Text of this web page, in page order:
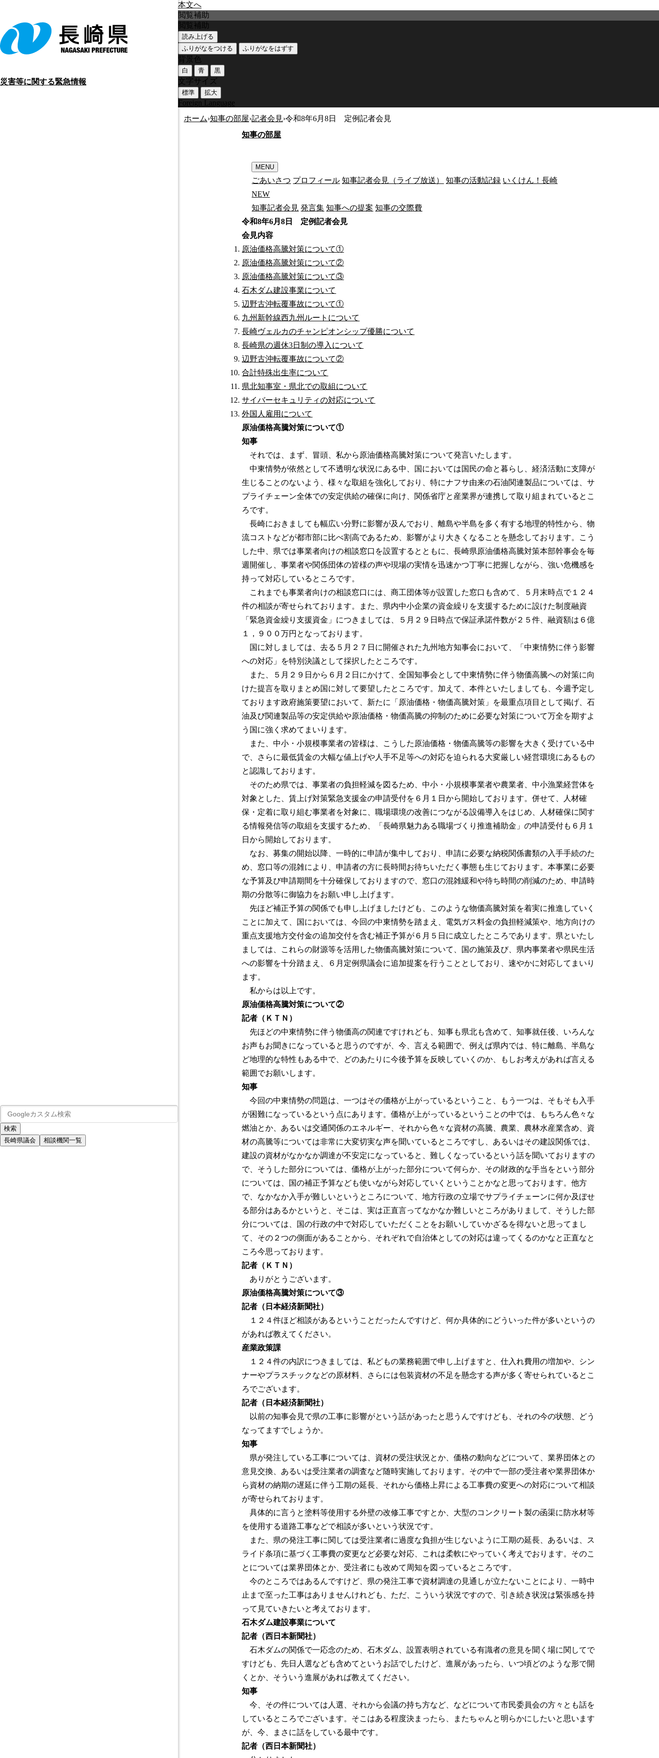
本文へ
災害等に関する緊急情報
長崎県議会 相談機関一覧
閲覧補助
閲覧補助
読み上げる
ふりがなをつける
ふりがなをはずす
背景色
白 青 黒
文字サイズ
標準 拡大
Foreign Language
ホーム›知事の部屋›記者会見›令和8年6月8日 定例記者会見
知事の部屋
MENU
ごあいさつ プロフィール 知事記者会見（ライブ放送） 知事の活動記録 いくけん！長崎
NEW
知事記者会見 発言集 知事への提案 知事の交際費
令和8年6月8日 定例記者会見
会見内容
原油価格高騰対策について①
原油価格高騰対策について②
原油価格高騰対策について③
石木ダム建設事業について
辺野古沖転覆事故について①
九州新幹線西九州ルートについて
長崎ヴェルカのチャンピオンシップ優勝について
長崎県の週休3日制の導入について
辺野古沖転覆事故について②
合計特殊出生率について
県北知事室・県北での取組について
サイバーセキュリティの対応について
外国人雇用について
原油価格高騰対策について①
知事
それでは、まず、冒頭、私から原油価格高騰対策について発言いたします。
中東情勢が依然として不透明な状況にある中、国においては国民の命と暮らし、経済活動に支障が
生じることのないよう、様々な取組を強化しており、特にナフサ由来の石油関連製品については、サ
プライチェーン全体での安定供給の確保に向け、関係省庁と産業界が連携して取り組まれているとこ
ろです。
長崎におきましても幅広い分野に影響が及んでおり、離島や半島を多く有する地理的特性から、物
流コストなどが都市部に比べ割高であるため、影響がより大きくなることを懸念しております。こう
した中、県では事業者向けの相談窓口を設置するとともに、長崎県原油価格高騰対策本部幹事会を毎
週開催し、事業者や関係団体の皆様の声や現場の実情を迅速かつ丁寧に把握しながら、強い危機感を
持って対応しているところです。
これまでも事業者向けの相談窓口には、商工団体等が設置した窓口も含めて、５月末時点で１２４
件の相談が寄せられております。また、県内中小企業の資金繰りを支援するために設けた制度融資
「緊急資金繰り支援資金」につきましては、５月２９日時点で保証承諾件数が２５件、融資額は６億
１，９００万円となっております。
国に対しましては、去る５月２７日に開催された九州地方知事会において、「中東情勢に伴う影響
への対応」を特別決議として採択したところです。
また、５月２９日から６月２日にかけて、全国知事会として中東情勢に伴う物価高騰への対策に向
けた提言を取りまとめ国に対して要望したところです。加えて、本件といたしましても、今週予定し
ております政府施策要望において、新たに「原油価格・物価高騰対策」を最重点項目として掲げ、石
油及び関連製品等の安定供給や原油価格・物価高騰の抑制のために必要な対策について万全を期すよ
う国に強く求めてまいります。
また、中小・小規模事業者の皆様は、こうした原油価格・物価高騰等の影響を大きく受けている中
で、さらに最低賃金の大幅な値上げや人手不足等への対応を迫られる大変厳しい経営環境にあるもの
と認識しております。
そのため県では、事業者の負担軽減を図るため、中小・小規模事業者や農業者、中小漁業経営体を
対象とした、賃上げ対策緊急支援金の申請受付を６月１日から開始しております。併せて、人材確
保・定着に取り組む事業者を対象に、職場環境の改善につながる設備導入をはじめ、人材確保に関す
る情報発信等の取組を支援するため、「長崎県魅力ある職場づくり推進補助金」の申請受付も６月１
日から開始しております。
なお、募集の開始以降、一時的に申請が集中しており、申請に必要な納税関係書類の入手手続のた
め、窓口等の混雑により、申請者の方に長時間お待ちいただく事態も生じております。本事業に必要
な予算及び申請期間を十分確保しておりますので、窓口の混雑緩和や待ち時間の削減のため、申請時
期の分散等に御協力をお願い申し上げます。
先ほど補正予算の関係でも申し上げましたけども、このような物価高騰対策を着実に推進していく
ことに加えて、国においては、今回の中東情勢を踏まえ、電気ガス料金の負担軽減策や、地方向けの
重点支援地方交付金の追加交付を含む補正予算が６月５日に成立したところであります。県といたし
ましては、これらの財源等を活用した物価高騰対策について、国の施策及び、県内事業者や県民生活
への影響を十分踏まえ、６月定例県議会に追加提案を行うこととしており、速やかに対応してまいり
ます。
私からは以上です。
原油価格高騰対策について②
記者（ＫＴＮ）
先ほどの中東情勢に伴う物価高の関連ですけれども、知事も県北も含めて、知事就任後、いろんな
お声もお聞きになっていると思うのですが、今、言える範囲で、例えば県内では、特に離島、半島な
ど地理的な特性もある中で、どのあたりに今後予算を反映していくのか、もしお考えがあれば言える
範囲でお願いします。
知事
今回の中東情勢の問題は、一つはその価格が上がっているということ、もう一つは、そもそも入手
が困難になっているという点にあります。価格が上がっているということの中では、もちろん色々な
燃油とか、あるいは交通関係のエネルギー、それから色々な資材の高騰、農業、農林水産業含め、資
材の高騰等については非常に大変切実な声を聞いているところですし、あるいはその建設関係では、
建設の資材がなかなか調達が不安定になっていると、難しくなっているという話を聞いておりますの
で、そうした部分については、価格が上がった部分について何らか、その財政的な手当をという部分
については、国の補正予算なども使いながら対応していくということかなと思っております。他方
で、なかなか入手が難しいというところについて、地方行政の立場でサプライチェーンに何か及ぼせ
る部分はあるかというと、そこは、実は正直言ってなかなか難しいところがありまして、そうした部
分については、国の行政の中で対応していただくことをお願いしていかざるを得ないと思ってまし
て、その２つの側面があることから、それぞれで自治体としての対応は違ってくるのかなと正直なと
ころ今思っております。
記者（ＫＴＮ）
ありがとうございます。
原油価格高騰対策について③
記者（日本経済新聞社）
１２４件ほど相談があるということだったんですけど、何か具体的にどういった件が多いというの
があれば教えてください。
産業政策課
１２４件の内訳につきましては、私どもの業務範囲で申し上げますと、仕入れ費用の増加や、シン
ナーやプラスチックなどの原材料、さらには包装資材の不足を懸念する声が多く寄せられているとこ
ろでございます。
記者（日本経済新聞社）
以前の知事会見で県の工事に影響がという話があったと思うんですけども、それの今の状態、どう
なってますでしょうか。
知事
県が発注している工事については、資材の受注状況とか、価格の動向などについて、業界団体との
意見交換、あるいは受注業者の調査など随時実施しております。その中で一部の受注者や業界団体か
ら資材の納期の遅延に伴う工期の延長、それから価格上昇による工事費の変更への対応について相談
が寄せられております。
具体的に言うと塗料等使用する外壁の改修工事ですとか、大型のコンクリート製の函渠に防水材等
を使用する道路工事などで相談が多いという状況です。
また、県の発注工事に関しては受注業者に過度な負担が生じないように工期の延長、あるいは、ス
ライド条項に基づく工事費の変更など必要な対応、これは柔軟にやっていく考えでおります。そのこ
とについては業界団体とか、受注者にも改めて周知を図っているところです。
今のところではあるんですけど、県の発注工事で資材調達の見通しが立たないことにより、一時中
止まで至った工事はありませんけれども、ただ、こういう状況ですので、引き続き状況は緊張感を持
って見ていきたいと考えております。
石木ダム建設事業について
記者（西日本新聞社）
石木ダムの関係で一応念のため、石木ダム、設置表明されている有識者の意見を聞く場に関してで
すけども、先日人選なども含めてというお話でしたけど、進展があったら、いつ頃どのような形で開
くとか、そういう進展があれば教えてください。
知事
今、その件については人選、それから会議の持ち方など、などについて市民委員会の方々とも話を
しているところでございます。そこはある程度決まったら、またちゃんと明らかにしたいと思います
が、今、まさに話をしている最中です。
記者（西日本新聞社）